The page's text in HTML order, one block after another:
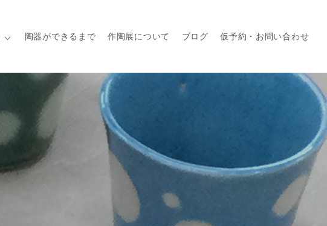
陶器ができるまで 作陶展について ブログ 仮予約・お問い合わせ